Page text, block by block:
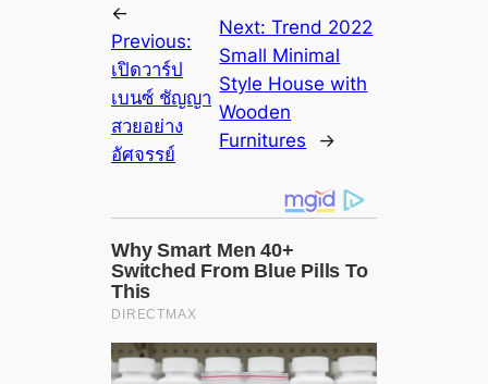
←
Previous:
เปิดวาร์ป
เบนซ์ ชัญญา
สวยอย่าง
อัศจรรย์
Next:Trend 2022
Small Minimal
Style House with
Wooden
Furnitures
→